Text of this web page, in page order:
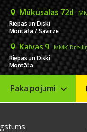
Mūkusalas 72d
Riepas un Diski
Montāža / Savirze
Kaivas 9 MMK
Riepas un Diski
Montāža
Pakalpojumi